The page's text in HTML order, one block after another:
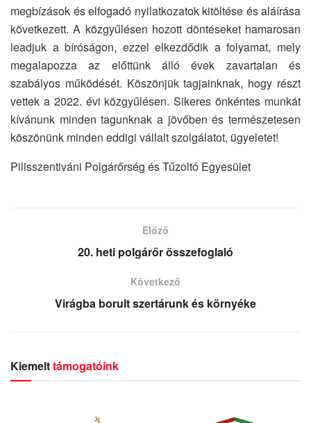
megbízások és elfogadó nyilatkozatok kitöltése és aláírása
következett. A közgyűlésen hozott döntéseket hamarosan
leadjuk a bíróságon, ezzel elkezdődik a folyamat, mely
megalapozza az előttünk álló évek zavartalan és
szabályos működését. Köszönjük tagjainknak, hogy részt
vettek a 2022. évi közgyűlésen. Sikeres önkéntes munkát
kívánunk minden tagunknak a jövőben és természetesen
köszönünk minden eddigi vállalt szolgálatot, ügyeletet!
Pilisszentiváni Polgárőrség és Tűzoltó Egyesület
Előző
20. heti polgárőr összefoglaló
Következő
Virágba borult szertárunk és környéke
Kiemelttámogatóink